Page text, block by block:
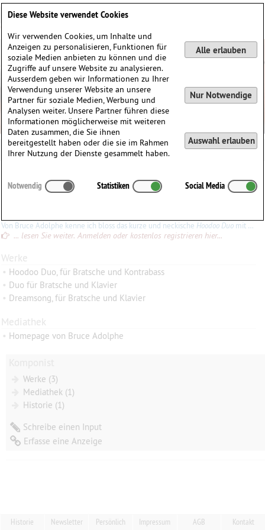
Bruce Adolphe
Adolphe
∗ 31.05.1955 inNew York City, New York, USA
Von Bruce Adolphe kenne ich bloss das kurze und neckische Hoodoo Duo mit Bass, «jazzy» zu spielen.
... lesen Sie weiter. Anmelden oder kostenlos registrieren hier...
Werke
• Hoodoo Duo, für Bratsche und Kontrabass
• Duo für Bratsche und Klavier
• Dreamsong, für Bratsche und Klavier
Mediathek
• Homepage von Bruce Adolphe
Werke (3)
Mediathek (1)
Historie (1)
Schreibe einen Input
Erfasse eine Anzeige
Historie Newsletter Persönlich Impressum AGB Kontakt
Diese Website verwendet Cookies
Wir verwenden Cookies, um Inhalte und
Anzeigen zu personalisieren, Funktionen für
soziale Medien anbieten zu können und die
Zugriffe auf unsere Website zu analysieren.
Ausserdem geben wir Informationen zu Ihrer
Verwendung unserer Website an unsere
Partner für soziale Medien, Werbung und
Analysen weiter. Unsere Partner führen diese
Informationen möglicherweise mit weiteren
Daten zusammen, die Sie ihnen
bereitgestellt haben oder die sie im Rahmen
Ihrer Nutzung der Dienste gesammelt haben.
Alle erlauben
Nur Notwendige
Auswahl erlauben
Notwendig Statistiken Social Media